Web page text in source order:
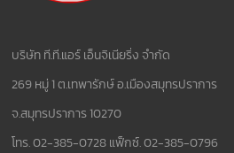
บริษัท ที.ที.แอร์ เอ็นจิเนียริ่ง จำกัด
269 หมู่ 1 ต.เทพารักษ์ อ.เมืองสมุทรปราการ
จ.สมุทรปราการ 10270
โทร. 02-385-0728 แฟ็กซ์. 02-385-0796